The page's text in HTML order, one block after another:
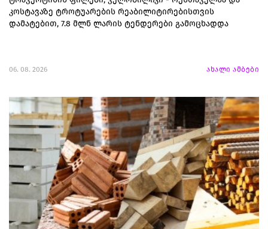
კოსტავაზე ტროტუარების რეაბილიტირებისთვის
დამატებით, 7.8 მლნ ლარის ტენდერები გამოცხადდა
06. 08. 2026 ახალი ამბები